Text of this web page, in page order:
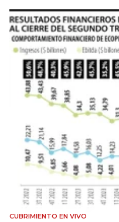
CUBRIMIENTO EN VIVO